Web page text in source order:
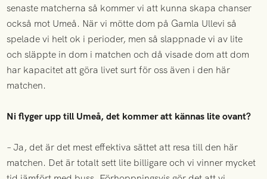
senaste matcherna så kommer vi att kunna skapa chanser
också mot Umeå. När vi mötte dom på Gamla Ullevi så
spelade vi helt ok i perioder, men så slappnade vi av lite
och släppte in dom i matchen och då visade dom att dom
har kapacitet att göra livet surt för oss även i den här
matchen.
Ni flyger upp till Umeå, det kommer att kännas lite ovant?
– Ja, det är det mest effektiva sättet att resa till den här
matchen. Det är totalt sett lite billigare och vi vinner mycket